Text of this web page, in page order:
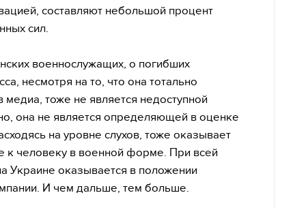
составляют небольшой процент
сил.
военнослужащих, о погибших
несмотря на то, что она тотально
медиа, тоже не является недоступной
она не является определяющей в оценке
на уровне слухов, тоже оказывает
к человеку в военной форме. При всей
Украине оказывается в положении
И чем дальше, тем больше.